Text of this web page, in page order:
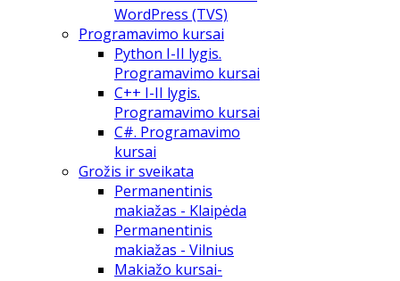
WordPress (TVS)
Programavimo kursai
Python I-II lygis.
Programavimo kursai
C++ I-II lygis.
Programavimo kursai
C#. Programavimo
kursai
Grožis ir sveikata
Permanentinis
makiažas - Klaipėda
Permanentinis
makiažas - Vilnius
Makiažo kursai-